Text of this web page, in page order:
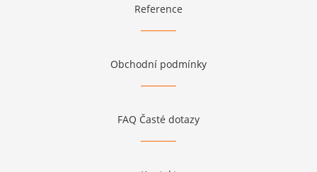
Reference
Obchodní podmínky
FAQ Časté dotazy